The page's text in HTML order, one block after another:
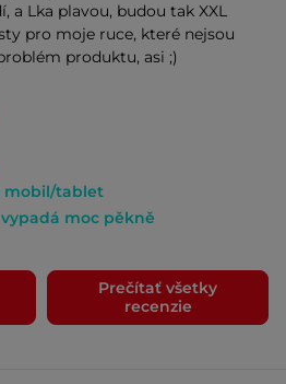
a Lka plavou, budou tak XXL
pro moje ruce, které nejsou
produktu, asi ;)
mobil/tablet
moc pěkně
Prečítať všetky
recenzie